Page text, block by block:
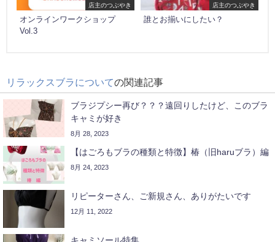
店主のつぶやき
オンラインワークショップ
Vol.3
店主のつぶやき
誰とお揃いにしたい？
リラックスブラについての関連記事
ブラジプシー再び？？？遠回りしたけど、このブラ
キャミが好き
8月 28, 2023
【はごろもブラの種類と特徴】椿（旧haruブラ）編
8月 24, 2023
リピーターさん、ご新規さん、ありがたいです
12月 11, 2022
キャミソール特集